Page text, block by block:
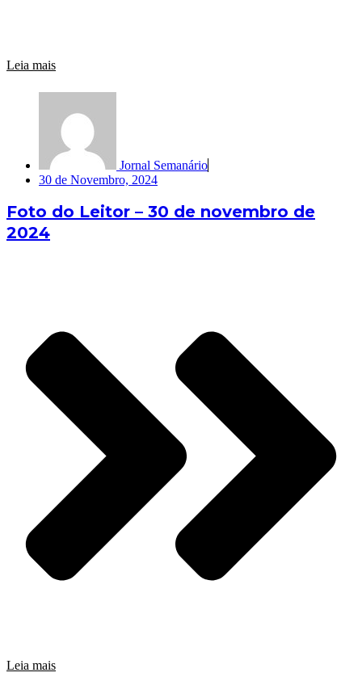
Leia mais
Jornal Semanário
30 de Novembro, 2024
Foto do Leitor – 30 de novembro de
2024
Leia mais